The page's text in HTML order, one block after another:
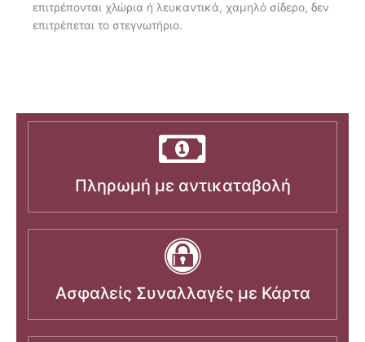
επιτρέπονται χλώρια ή λευκαντικά, χαμηλό σίδερο, δεν
επιτρέπεται το στεγνωτήριο.
Πληρωμή με αντικαταβολή
Ασφαλείς Συναλλαγές με Κάρτα